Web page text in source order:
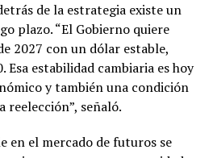
de la estrategia existe un
plazo. “El Gobierno quiere
2027 con un dólar estable,
Esa estabilidad cambiaria es hoy
y también una condición
señaló.
en el mercado de futuros se